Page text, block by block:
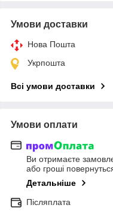
Умови доставки
Нова Пошта
Укрпошта
Всі умови доставки
Умови оплати
Ви отримаєте
або гроші
Детальніше
Післяплата